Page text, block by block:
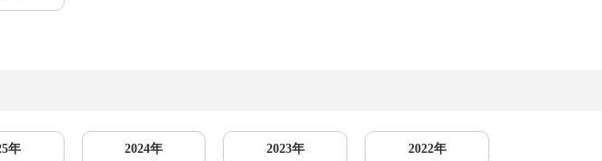
年 2024年 2023年 2022年